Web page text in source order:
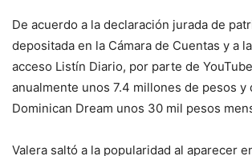
De acuerdo a la declaración jurada de
depositada en la Cámara de Cuentas y a
acceso Listín Diario, por parte de
anualmente unos 7.4 millones de pesos y
Dominican Dream unos 30 mil pesos
Valera saltó a la popularidad al aparecer